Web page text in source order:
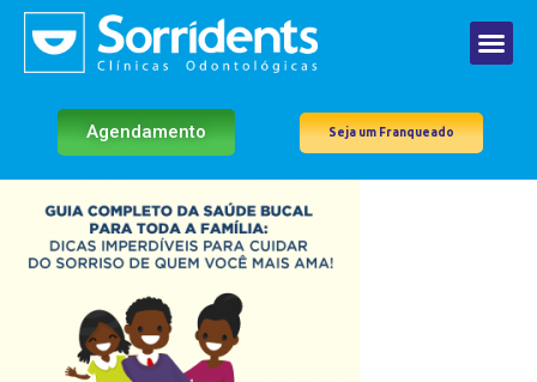
Agendamento Seja um Franqueado